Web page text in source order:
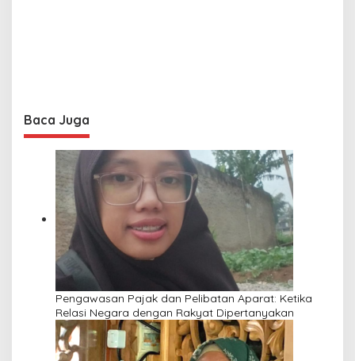
Baca Juga
Pengawasan Pajak dan Pelibatan Aparat: Ketika
Relasi Negara dengan Rakyat Dipertanyakan